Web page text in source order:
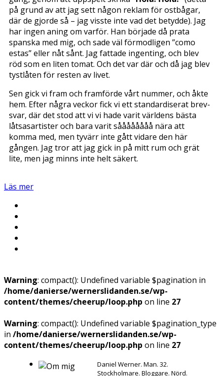
på grund av att jag sett någon reklam för ostbågar,
där de gjorde så – jag visste inte vad det betydde). Jag
har ingen aning om varför. Han började då prata
spanska med mig, och sade väl förmodligen ”como
estas” eller nåt sånt. Jag fattade ingenting, och blev
röd som en liten tomat. Och det var där och då jag blev
tystlåten för resten av livet.
Sen gick vi fram och framförde vårt nummer, och åkte
hem. Efter några veckor fick vi ett standardiserat brev-
svar, där det stod att vi vi hade varit världens bästa
låtsasartister och bara varit såååååååå nära att
komma med, men tyvärr inte gått vidare den här
gången. Jag tror att jag gick in på mitt rum och grät
lite, men jag minns inte helt säkert.
Läs mer
Warning: compact(): Undefined variable $pagination in
/home/danierse/wernerslidanden.se/wp-
content/themes/cheerup/loop.php on line 27
Warning: compact(): Undefined variable $pagination_type
in /home/danierse/wernerslidanden.se/wp-
content/themes/cheerup/loop.php on line 27
Daniel Werner. Man. 32.
Stockholmare. Bloggare. Nörd.